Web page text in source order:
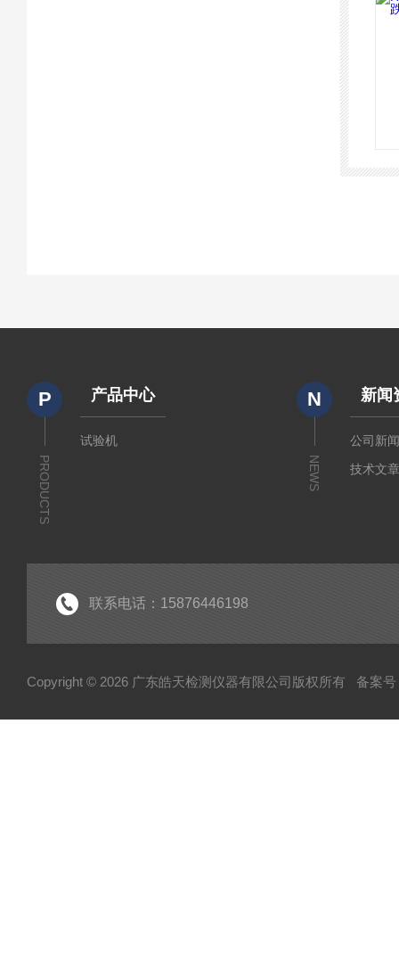
P
PRODUCTS
产品中心
试验机
N
NEWS
新闻
公司新
技术文
联系电话：15876446198
Copyright © 2026 广东皓天检测仪器有限公司版权所有 备案号